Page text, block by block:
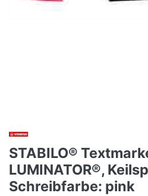
STABILO®
LUMINATOR®,
Schreibfarbe: pink